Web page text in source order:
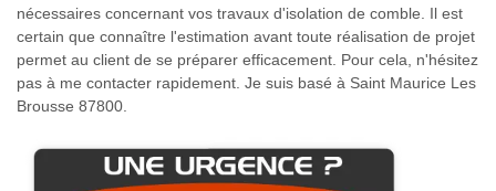
nécessaires concernant vos travaux d'isolation de comble. Il est
certain que connaître l'estimation avant toute réalisation de projet
permet au client de se préparer efficacement. Pour cela, n'hésitez
pas à me contacter rapidement. Je suis basé à Saint Maurice Les
Brousse 87800.